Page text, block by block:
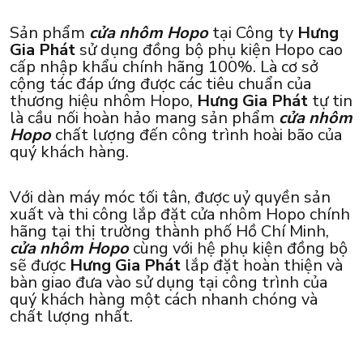
Sản phẩm cửa nhôm Hopotại Công ty Hưng
Gia Phátsử dụng đồng bộ phụ kiện Hopo cao
cấp nhập khẩu chính hãng 100%. Là cơ sở
cộng tác đáp ứng được các tiêu chuẩn của
thương hiệu nhôm Hopo, Hưng Gia Phát tự tin
là cầu nối hoàn hảo mang sản phẩm cửa nhôm
Hopochất lượng đến công trình hoài bão của
quý khách hàng.
Với dàn máy móc tối tân, được uỷ quyền sản
xuất và thi công lắp đặt cửa nhôm Hopo chính
hãng tại thị trường thành phố Hồ Chí Minh,
cửa nhôm Hopocùng với hệ phụ kiện đồng bộ
sẽ được Hưng Gia Phát lắp đặt hoàn thiện và
bàn giao đưa vào sử dụng tại công trình của
quý khách hàng một cách nhanh chóng và
chất lượng nhất.